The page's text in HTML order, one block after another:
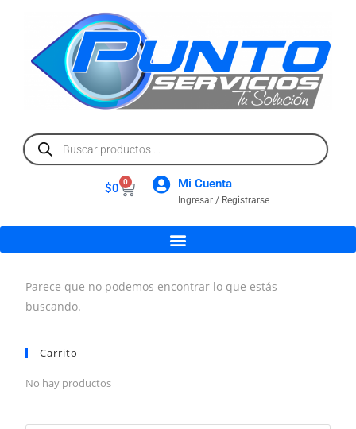
$0 0 Mi Cuenta
Ingresar / Registrarse
Parece que no podemos encontrar lo que estás
buscando.
Carrito
No hay productos